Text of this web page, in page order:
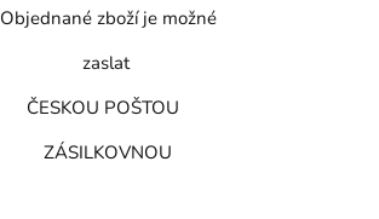
Objednané zboží je možné
zaslat
ČESKOU POŠTOU
ZÁSILKOVNOU